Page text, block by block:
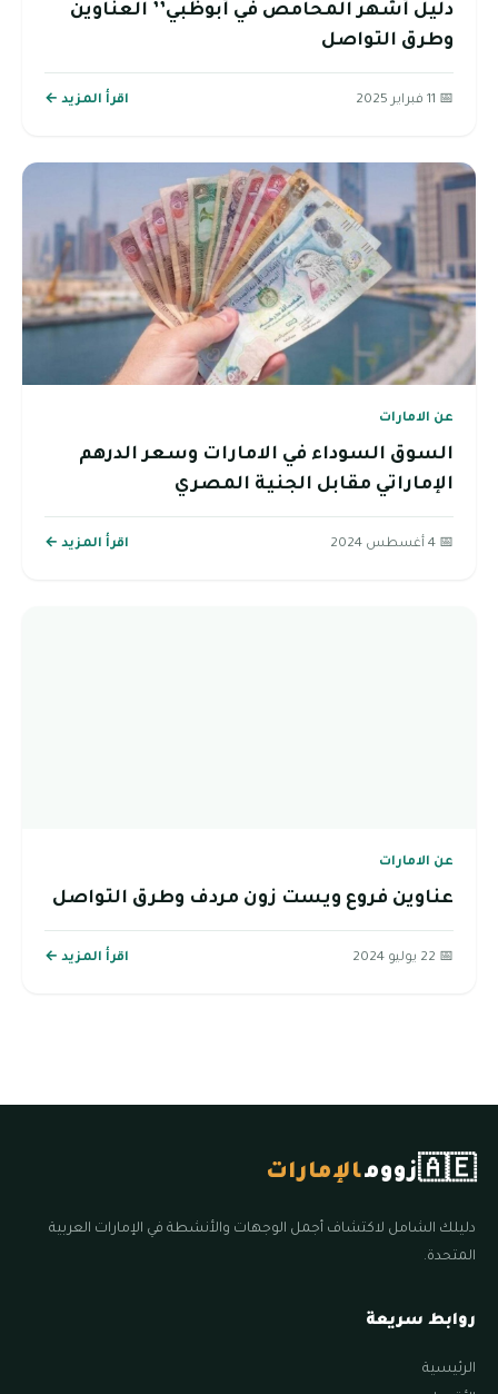
دليل أشهر المحامص في أبوظبي’’ العناوين
وطرق التواصل
📅 11 فبراير 2025 اقرأ المزيد ←
عن الامارات
السوق السوداء في الامارات وسعر الدرهم
الإماراتي مقابل الجنية المصري
📅 4 أغسطس 2024 اقرأ المزيد ←
عن الامارات
عناوين فروع ويست زون مردف وطرق التواصل
📅 22 يوليو 2024 اقرأ المزيد ←
🇦🇪زوومالإمارات
دليلك الشامل لاكتشاف أجمل الوجهات والأنشطة في الإمارات العربية
المتحدة.
روابط سريعة
الرئيسية